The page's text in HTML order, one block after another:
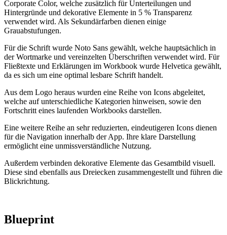
Corporate Color, welche zusätzlich für Unterteilungen und
Hintergründe und dekorative Elemente in 5 % Transparenz
verwendet wird. Als Sekundärfarben dienen einige
Grauabstufungen.
Für die Schrift wurde Noto Sans gewählt, welche hauptsächlich in
der Wortmarke und vereinzelten Überschriften verwendet wird. Für
Fließtexte und Erklärungen im Workbook wurde Helvetica gewählt,
da es sich um eine optimal lesbare Schrift handelt.
Aus dem Logo heraus wurden eine Reihe von Icons abgeleitet,
welche auf unterschiedliche Kategorien hinweisen, sowie den
Fortschritt eines laufenden Workbooks darstellen.
Eine weitere Reihe an sehr reduzierten, eindeutigeren Icons dienen
für die Navigation innerhalb der App. Ihre klare Darstellung
ermöglicht eine unmissverständliche Nutzung.
Außerdem verbinden dekorative Elemente das Gesamtbild visuell.
Diese sind ebenfalls aus Dreiecken zusammengestellt und führen die
Blickrichtung.
Blueprint